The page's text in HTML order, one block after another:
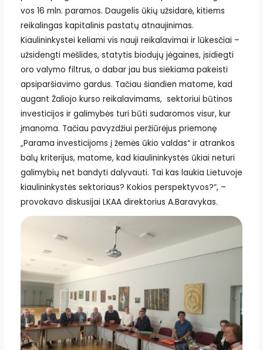
vos 16 mln. paramos. Daugelis ūkių užsidarė, kitiems
reikalingas kapitalinis pastatų atnaujinimas.
Kiaulininkystei keliami vis nauji reikalavimai ir lūkesčiai –
užsidengti mėšlides, statytis biodujų jėgaines, įsidiegti
oro valymo filtrus, o dabar jau bus siekiama pakeisti
apsiparšiavimo gardus. Tačiau šiandien matome, kad
augant Žaliojo kurso reikalavimams, sektoriui būtinos
investicijos ir galimybės turi būti sudaromos visur, kur
įmanoma. Tačiau pavyzdžiui peržiūrėjus priemonę
„Parama investicijoms į žemės ūkio valdas“ ir atrankos
balų kriterijus, matome, kad kiaulininkystės ūkiai neturi
galimybių net bandyti dalyvauti. Tai kas laukia Lietuvoje
kiaulininkystės sektoriaus? Kokios perspektyvos?“, –
provokavo diskusijai LKAA direktorius A.Baravykas.